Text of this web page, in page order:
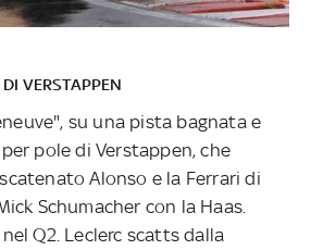
VERSTAPPEN
su una pista bagnata e
pole di Verstappen, che
Alonso e la Ferrari di
Schumacher con la Haas.
Q2. Leclerc scatts dalla